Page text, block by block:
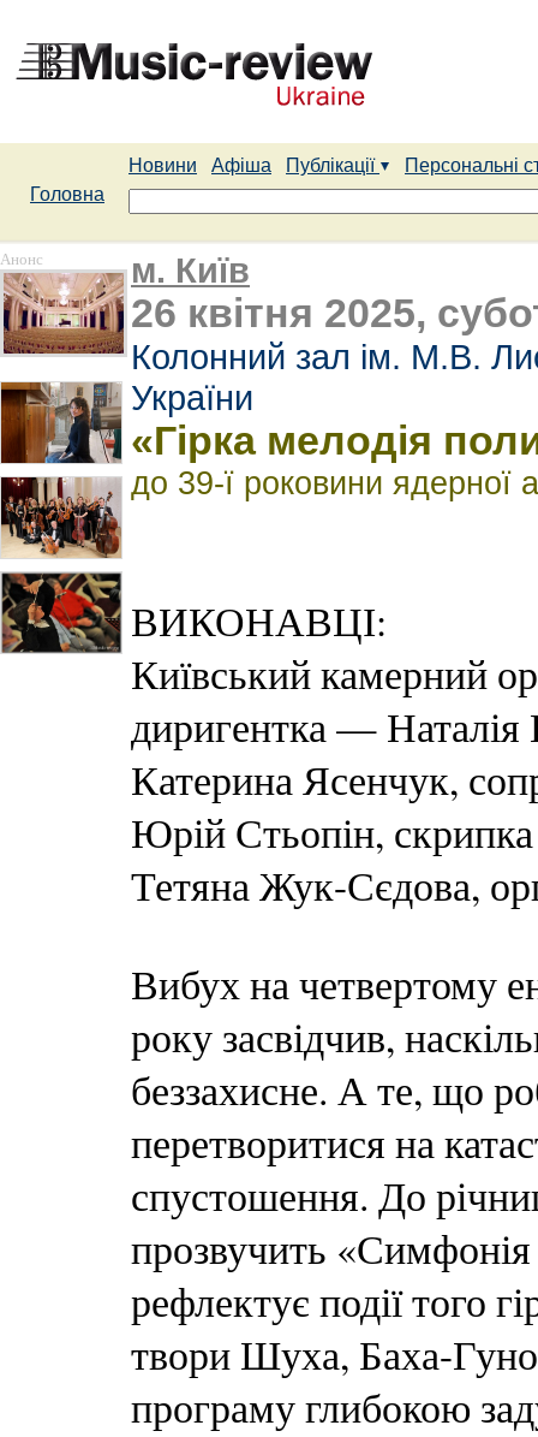
Новини Афіша Публікації
Персональні
Головна
Анонс м. Київ
26 квітня 2025,
Колонний зал ім. М.В.
України
«Гірка мелодія
до 39-ї роковини ядерної
ВИКОНАВЦІ:
Київський камерний
диригентка —
Катерина Ясенчук,
Юрій Стьопін, скрипка
Тетяна Жук-Сєдова,
Вибух на четвертому
року засвідчив,
беззахисне. А те, що
перетворитися на
спустошення. До
прозвучить
рефлектує події того
твори Шуха, Баха-Гуно
програму глибокою